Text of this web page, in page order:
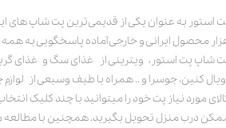
محصول ایرانی و خارجی آماده پاسخگویی به
شاپ پت استور، ویترینی از غذای سگ و غذای
کنین، جوسرا و .. همراه با طیف وسیعی از
مورد نیاز پت خود را میتوانید با چند کلیک
درب منزل تحویل بگیرید. همچنین با مطالعه